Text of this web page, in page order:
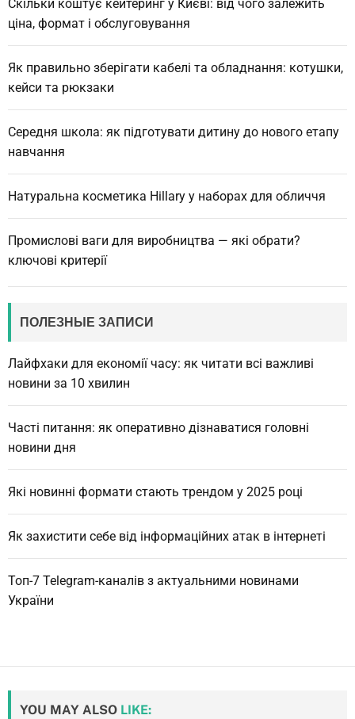
Скільки коштує кейтеринг у Києві: від чого залежить
ціна, формат і обслуговування
Як правильно зберігати кабелі та обладнання: котушки,
кейси та рюкзаки
Середня школа: як підготувати дитину до нового етапу
навчання
Натуральна косметика Hillary у наборах для обличчя
Промислові ваги для виробництва — які обрати?
ключові критерії
ПОЛЕЗНЫЕ ЗАПИСИ
Лайфхаки для економії часу: як читати всі важливі
новини за 10 хвилин
Часті питання: як оперативно дізнаватися головні
новини дня
Які новинні формати стають трендом у 2025 році
Як захистити себе від інформаційних атак в інтернеті
Топ-7 Telegram-каналів з актуальними новинами
України
YOU MAY ALSO LIKE: